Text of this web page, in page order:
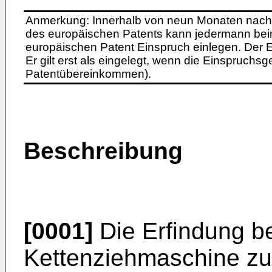
Anmerkung: Innerhalb von neun Monaten
des europäischen Patents kann jedermann
europäischen Patent Einspruch einlegen. Der
Er gilt erst als eingelegt, wenn die
Patentübereinkommen).
Beschreibung
[0001] Die Erfindung
Kettenziehmaschine